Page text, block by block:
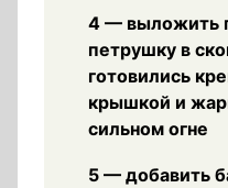
4 — выложить
петрушку в
готовились
крышкой и
сильном огне
5 — добавить